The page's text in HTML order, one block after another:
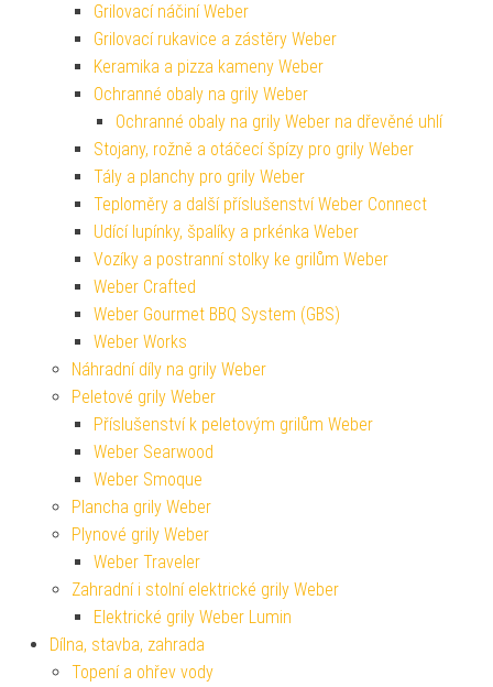
Grilovací náčiní Weber
Grilovací rukavice a zástěry Weber
Keramika a pizza kameny Weber
Ochranné obaly na grily Weber
Ochranné obaly na grily Weber na dřevěné uhlí
Stojany, rožně a otáčecí špízy pro grily Weber
Tály a planchy pro grily Weber
Teploměry a další příslušenství Weber Connect
Udící lupínky, špalíky a prkénka Weber
Vozíky a postranní stolky ke grilům Weber
Weber Crafted
Weber Gourmet BBQ System (GBS)
Weber Works
Náhradní díly na grily Weber
Peletové grily Weber
Příslušenství k peletovým grilům Weber
Weber Searwood
Weber Smoque
Plancha grily Weber
Plynové grily Weber
Weber Traveler
Zahradní i stolní elektrické grily Weber
Elektrické grily Weber Lumin
Dílna, stavba, zahrada
Topení a ohřev vody